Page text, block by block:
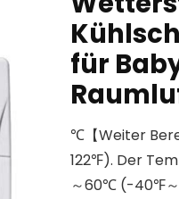
für
℃【Weiter
122℉). Der
～60℃ (-40℉